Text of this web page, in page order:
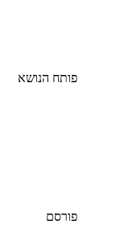
פותח הנושא
פורסם